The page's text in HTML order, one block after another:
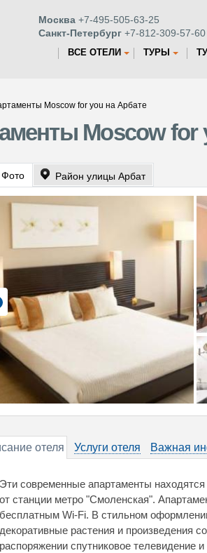
Москва +7-495-505-63-25
Санкт-Петербург +7-812-309-57-60
ВСЕ ОТЕЛИ ТУРЫ
Moscow for you на Арбате
Moscow for
Фото Район улицы Арбат
отеля Услуги отеля Важная
Эти современные апартаменты
от станции метро "Смоленская".
бесплатным Wi-Fi. В стильном
декоративные растения и произведения
распоряжении спутниковое телевидение